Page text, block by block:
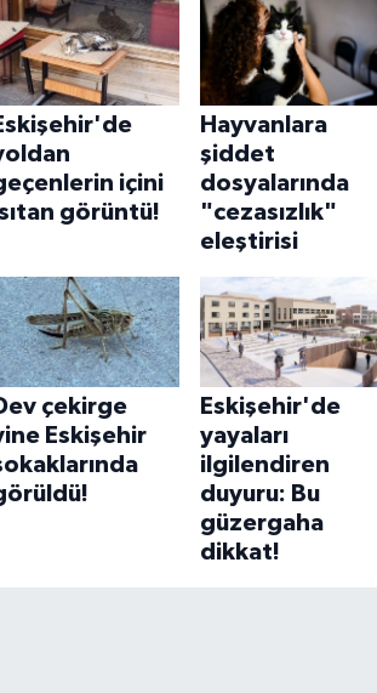
içini
görüntü!
Hayvanlara
şiddet
dosyalarında
"cezasızlık"
eleştirisi
çekirge
Eskişehir
Eskişehir'de
yayaları
ilgilendiren
duyuru: Bu
güzergaha
dikkat!